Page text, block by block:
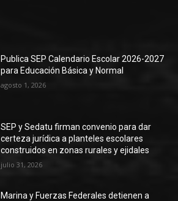
Publica SEP Calendario Escolar 2026-2027
para Educación Básica y Normal
agosto 1, 2026
SEP y Sedatu firman convenio para dar
certeza jurídica a planteles escolares
construidos en zonas rurales y ejidales
julio 31, 2026
Marina y Fuerzas Federales detienen a